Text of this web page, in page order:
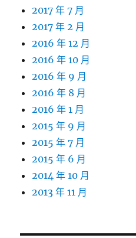
2017 年 7 月
2017 年 2 月
2016 年 12 月
2016 年 10 月
2016 年 9 月
2016 年 8 月
2016 年 1 月
2015 年 9 月
2015 年 7 月
2015 年 6 月
2014 年 10 月
2013 年 11 月